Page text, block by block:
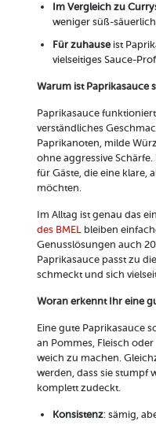
Im Vergleich zu
weniger süß-
Für zuhauseist
vielseitiges Sauce-
Warum ist Paprikasauce
Paprikasauce
verständliches
Paprikanoten, milde
ohne aggressive
für Gäste, die eine klare,
möchten.
Im Alltag ist genau das
des BMELbleiben
Genusslösungen auch
Paprikasauce passt zu
schmeckt und sich
Woran erkennt Ihr eine
Eine gute Paprikasauce
an Pommes, Fleisch
weich zu machen.
werden, dass sie stumpf
komplett zudeckt.
Konsistenz: sämig,